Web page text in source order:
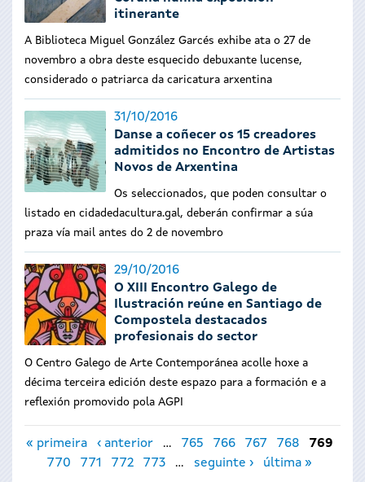
itinerante
A Biblioteca Miguel González Garcés exhibe ata o 27 de
novembro a obra deste esquecido debuxante lucense,
considerado o patriarca da caricatura arxentina
31/10/2016
Danse a coñecer os 15 creadores
admitidos no Encontro de Artistas
Novos de Arxentina
Os seleccionados, que poden consultar o
listado en cidadedacultura.gal, deberán confirmar a súa
praza vía mail antes do 2 de novembro
29/10/2016
O XIII Encontro Galego de
Ilustración reúne en Santiago de
Compostela destacados
profesionais do sector
O Centro Galego de Arte Contemporánea acolle hoxe a
décima terceira edición deste espazo para a formación e a
reflexión promovido pola AGPI
Páxinas
« primeira ‹ anterior … 765 766 767 768
769
770
771 772 773 … seguinte › última »